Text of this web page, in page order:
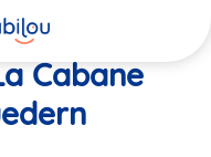
Cabane